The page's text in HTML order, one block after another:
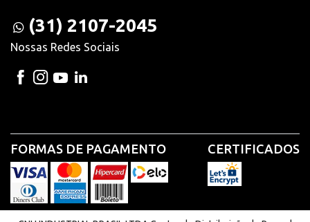
(31) 2107-2045
Nossas Redes Sociais
FORMAS DE PAGAMENTO CERTIFICADOS